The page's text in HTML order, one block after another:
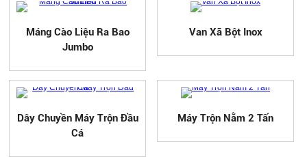
Máng Cào Liệu Ra Bao
Jumbo
Van Xã Bột Inox
Dây Chuyền Máy Trộn Đầu
Cá
Máy Trộn Nằm 2 Tấn